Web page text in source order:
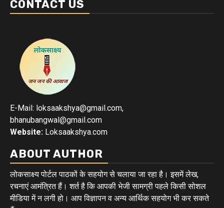
CONTACT US
E-Mail: loksaakshya@gmail.com,
bhanubangwal@gmail.com
Website: Loksaakshya.com
ABOUT AUTHOR
लोकसाक्ष्य पोर्टल पाठकों के सहयोग से चलाया जा रहा है। इसमें लेख,
रचनाएं आमंत्रित हैं। शर्त है कि आपकी भेजी सामग्री पहले किसी सोशल
मीडिया में न लगी हो। आप विज्ञापन व अन्य आर्थिक सहयोग भी कर सकते